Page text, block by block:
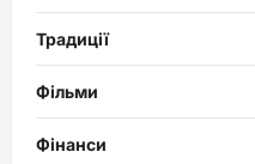
Традиції
Фільми
Фінанси